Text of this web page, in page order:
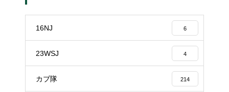
16NJ 6
23WSJ 4
カブ隊 214